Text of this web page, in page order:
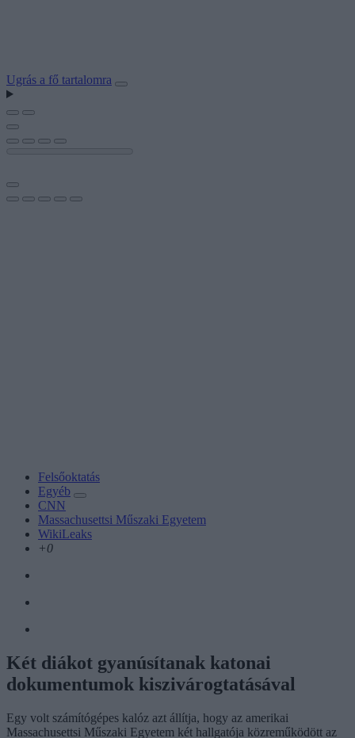
Ugrás a fő tartalomra
Felsőoktatás
Egyéb
CNN
Massachusettsi Műszaki Egyetem
WikiLeaks
+0
Két diákot gyanúsítanak katonai
dokumentumok kiszivárogtatásával
Egy volt számítógépes kalóz azt állítja, hogy az amerikai
Massachusettsi Műszaki Egyetem két hallgatója közreműködött az